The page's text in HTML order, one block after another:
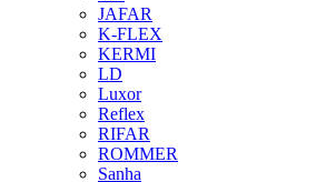
JAFAR
K-FLEX
KERMI
LD
Luxor
Reflex
RIFAR
ROMMER
Sanha